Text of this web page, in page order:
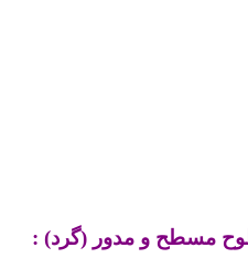
مسطح و مدور (گرد) :